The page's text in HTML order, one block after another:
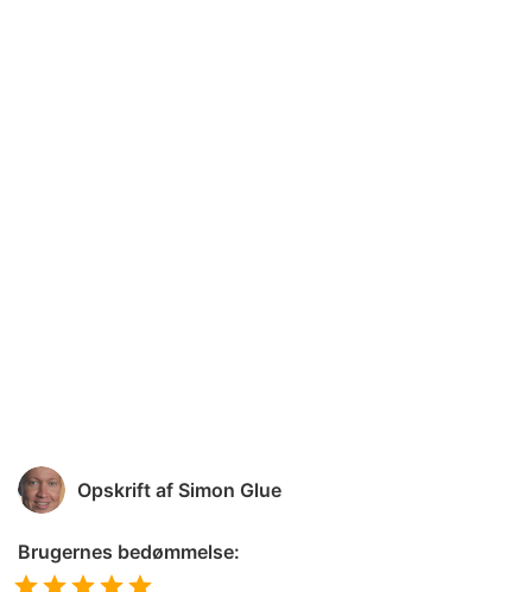
Opskrift af Simon Glue
Brugernes bedømmelse: